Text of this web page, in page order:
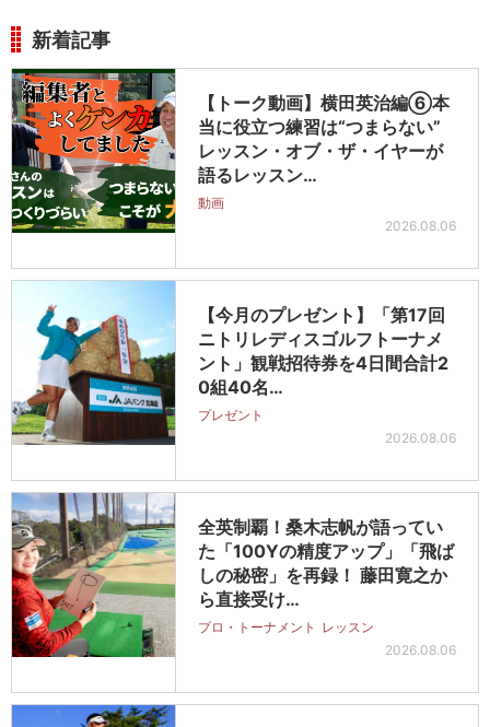
新着記事
【トーク動画】横田英治編⑥本
当に役立つ練習は“つまらない”
レッスン・オブ・ザ・イヤーが
語るレッスン…
動画
2026.08.06
【今月のプレゼント】「第17回
ニトリレディスゴルフトーナメ
ント」観戦招待券を4日間合計2
0組40名…
プレゼント
2026.08.06
全英制覇！桑木志帆が語ってい
た「100Yの精度アップ」「飛ば
しの秘密」を再録！ 藤田寛之か
ら直接受け…
プロ・トーナメント レッスン
2026.08.06